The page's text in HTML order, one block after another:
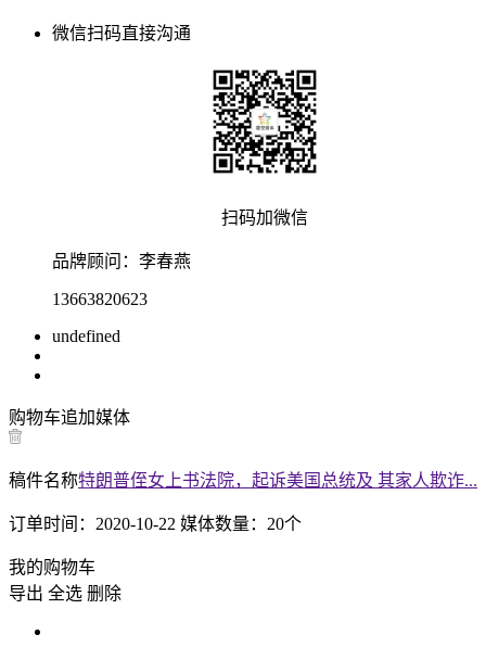
微信扫码直接沟通
扫码加微信
品牌顾问： 李春燕
13663820623
undefined
购物车追加媒体
稿件名称特朗普侄女上书法院，起诉美国总统及 其家人欺诈...
订单时间： 2020-10-22 媒体数量： 20个
我的购物车
导出 全选 删除